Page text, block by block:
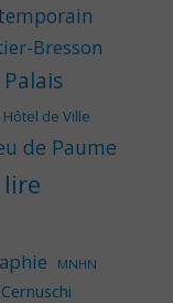
Bresson
Hôtel de Ville
de Paume
lire
MNHN